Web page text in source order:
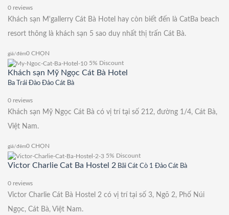
0 reviews
Khách sạn M'gallerry Cát Bà Hotel hay còn biết đến là CatBa beach
resort thông là khách sạn 5 sao duy nhất thị trấn Cát Bà.
giá/đêm0 CHỌN
5% Discount
Khách sạn Mỹ Ngọc Cát Bà Hotel
Ba Trái Đào Đảo Cát Bà
0 reviews
Khách sạn Mỹ Ngọc Cát Bà có vị trí tại số 212, đường 1/4, Cát Bà,
Việt Nam.
giá/đêm0 CHỌN
5% Discount
Victor Charlie Cat Ba Hostel 2 Bãi Cát Cò 1 Đảo Cát Bà
0 reviews
Victor Charlie Cát Bà Hostel 2 có vị trí tại số 3, Ngõ 2, Phố Núi
Ngọc, Cát Bà, Việt Nam.